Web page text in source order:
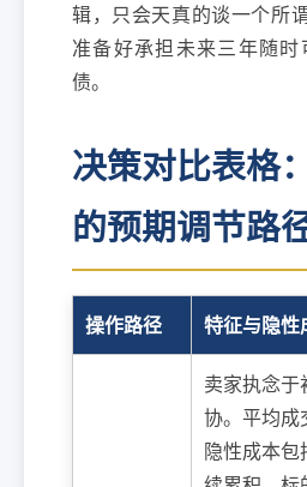
辑，只会天真的谈一个所
准备好承担未来三年随时
债。
决策对比表格
的预期调节路
操作路径 特征与隐性
卖家执念于
协。平均成
隐性成本包